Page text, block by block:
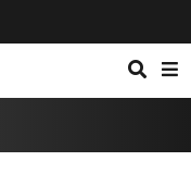
검
버
메
버